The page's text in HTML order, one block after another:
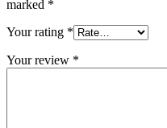
marked *
Your rating *
Your review *